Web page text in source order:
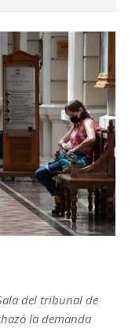
del tribunal de
la demanda